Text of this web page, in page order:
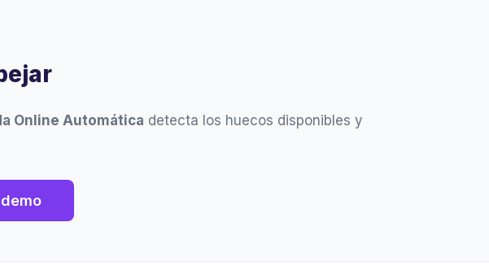
Online Automática detecta los huecos disponibles y